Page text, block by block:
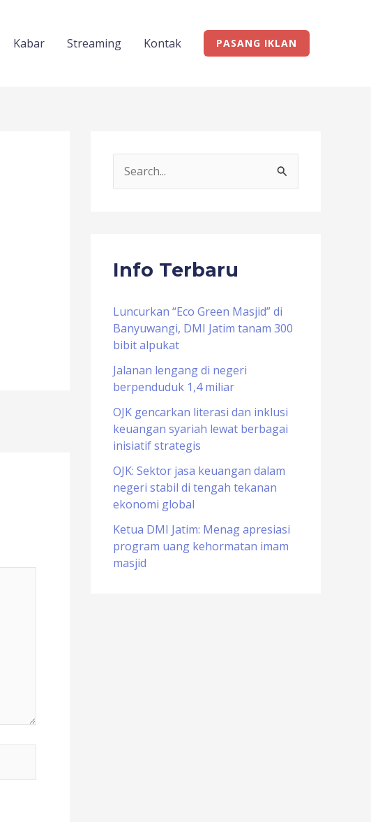
Kabar Streaming Kontak PASANG IKLAN
c
f
o
r
:
Info Terbaru
Luncurkan “Eco Green Masjid” di
Banyuwangi, DMI Jatim tanam 300
bibit alpukat
Jalanan lengang di negeri
berpenduduk 1,4 miliar
OJK gencarkan literasi dan inklusi
keuangan syariah lewat berbagai
inisiatif strategis
OJK: Sektor jasa keuangan dalam
negeri stabil di tengah tekanan
ekonomi global
Ketua DMI Jatim: Menag apresiasi
program uang kehormatan imam
masjid